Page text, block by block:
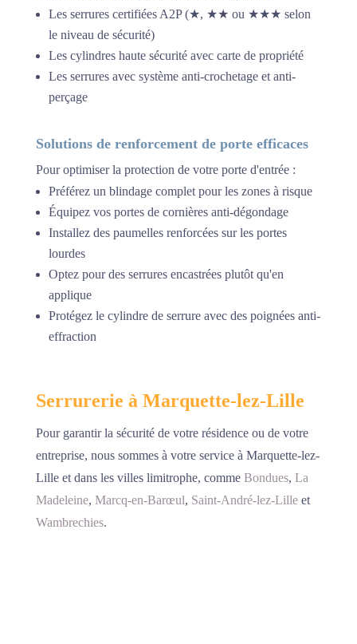
Les serrures certifiées A2P (★, ★★ ou ★★★ selon
le niveau de sécurité)
Les cylindres haute sécurité avec carte de propriété
Les serrures avec système anti-crochetage et anti-
perçage
Solutions de renforcement de porte efficaces
Pour optimiser la protection de votre porte d'entrée :
Préférez un blindage complet pour les zones à risque
Équipez vos portes de cornières anti-dégondage
Installez des paumelles renforcées sur les portes
lourdes
Optez pour des serrures encastrées plutôt qu'en
applique
Protégez le cylindre de serrure avec des poignées anti-
effraction
Serrurerie à Marquette-lez-Lille
Pour garantir la sécurité de votre résidence ou de votre
entreprise, nous sommes à votre service à Marquette-lez-
Lille et dans les villes limitrophe, comme Bondues, La
Madeleine, Marcq-en-Barœul, Saint-André-lez-Lilleet
Wambrechies.